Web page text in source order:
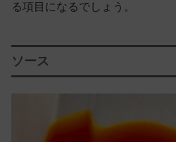
る項目になるでしょう。
ソース